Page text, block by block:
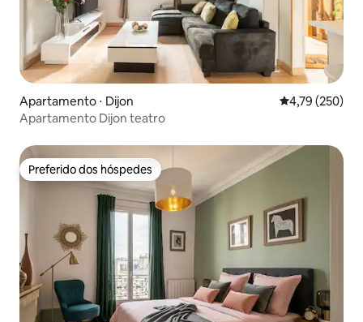
Apartamento ⋅ Dijon 4,79 de uma
4,79 (250)
Apartamento Dijon teatro
Preferido dos hóspedes
Preferido dos hóspedes